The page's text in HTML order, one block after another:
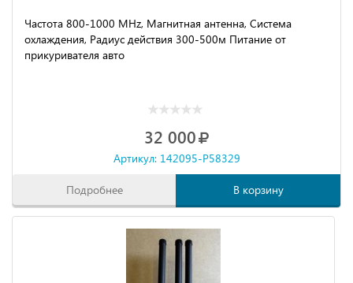
Чacтoтa 800-1000 MНz, Магнитная антенна, Система
охлаждения, Радиус действия 300-500м Питание от
прикуривателя авто
32 000
Артикул: 142095-P58329
Подробнее В корзину